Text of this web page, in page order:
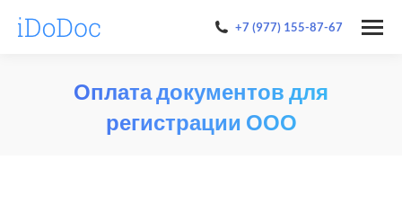
+7 (977) 155-87-67
Оплата документов для
регистрации ООО